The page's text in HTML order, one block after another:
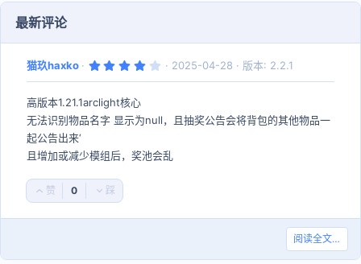
最新评论
猫玖haxko
4
0
2025-04-28 版本: 2.2.1
高版本1.21.1arclight核心
无法识别物品名字 显示为null，且抽奖公告会将背包的其他物品一
起公告出来‘
且增加或减少模组后，奖池会乱
好
评
0
否
决
阅读全文…